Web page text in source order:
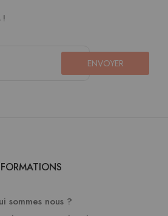
!
ENVOYER
sommes nous ?